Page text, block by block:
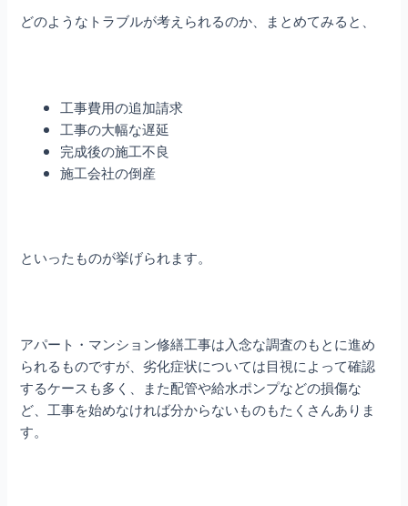
どのようなトラブルが考えられるのか、まとめてみると、
工事費用の追加請求
工事の大幅な遅延
完成後の施工不良
施工会社の倒産
といったものが挙げられます。
アパート・マンション修繕工事は入念な調査のもとに進め
られるものですが、劣化症状については目視によって確認
するケースも多く、また配管や給水ポンプなどの損傷な
ど、工事を始めなければ分からないものもたくさんありま
す。